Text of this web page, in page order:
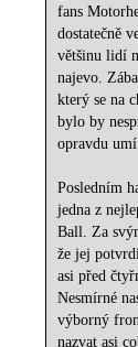
fans
dostatečně
většinu lidí
najevo.
který se na
bylo by
opravdu
Posledním
jedna z
Ball. Za
že jej
asi před
Nesmírné
výborný
nazvat asi